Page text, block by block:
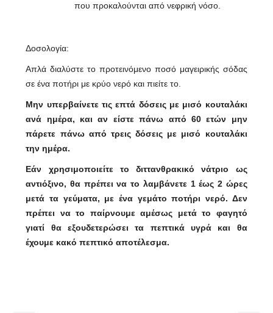
που προκαλούνται από νεφρική νόσο.
Δοσολογία:
Απλά διαλύστε το προτεινόμενο ποσό μαγειρικής σόδας
σε ένα ποτήρι με κρύο νερό και πιείτε το.
Μην υπερβαίνετε τις επτά δόσεις με μισό κουταλάκι
ανά ημέρα, και αν είστε πάνω από 60 ετών μην
πάρετε πάνω από τρεις δόσεις με μισό κουταλάκι
την ημέρα.
Εάν χρησιμοποιείτε το διττανθρακικό νάτριο ως
αντιόξινο, θα πρέπει να το λαμβάνετε 1 έως 2 ώρες
μετά τα γεύματα, με ένα γεμάτο ποτήρι νερό. Δεν
πρέπει να το παίρνουμε αμέσως μετά το φαγητό
γιατί θα εξουδετερώσει τα πεπτικά υγρά και θα
έχουμε κακό πεπτικό αποτέλεσμα.